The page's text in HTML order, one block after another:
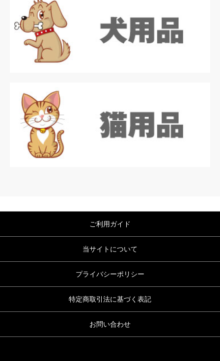
ご利用ガイド
当サイトについて
プライバシーポリシー
特定商取引法に基づく表記
お問い合わせ